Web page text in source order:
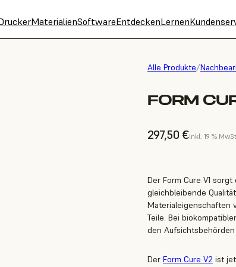
MaterialienSoftwareEntdeckenLernen
Alle Produkte/
FORM
297,50 €inkl. 19 %
Der Form Cure V1
gleichbleibende
Materialeigenschaften
Teile. Bei
den
Der Form Cure V2 ist